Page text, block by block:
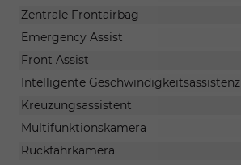
Zentrale Frontairbag
Emergency Assist
Front Assist
Intelligente Geschwindigkeitsassistenz
Kreuzungsassistent
Multifunktionskamera
Rückfahrkamera